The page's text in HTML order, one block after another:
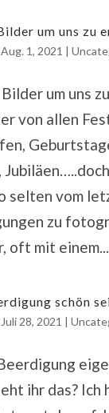
um uns zu
Aug. 1, 2021 |
um uns
von allen
selten vom
zu
oft mit einem...
schön
Juli 28, 2021 |
ihr das?